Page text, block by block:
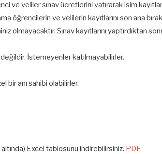
veliler sınav ücretlerini yatırarak isim
öğrencilerin ve velilerin kayıtlarını son ana
olmayacaktır. Sınav kayıtlarını yaptırdıktan
değildir. İstemeyenler katılmayabilirler.
bir anı sahibi olabilirler.
Excel tablosunu indirebilirsiniz. PDF